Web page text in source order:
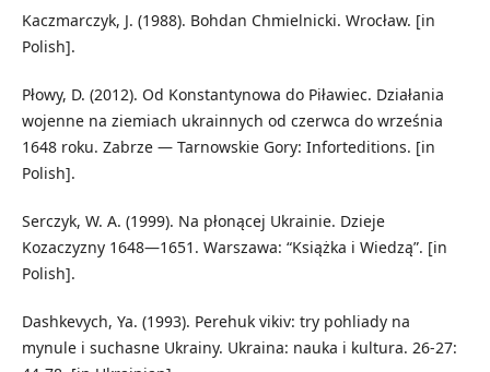
Kaczmarczyk, J. (1988). Bohdan Chmielnicki. Wrocław. [in
Polish].
Płowy, D. (2012). Od Konstantynowa do Piławiec. Działania
wojenne na ziemiach ukrainnych od czerwca do września
1648 roku. Zabrze — Tarnowskie Gory: Inforteditions. [in
Polish].
Serczyk, W. A. (1999). Na płonącej Ukrainie. Dzieje
Kozaczyzny 1648—1651. Warszawa: “Książka i Wiedzą”. [in
Polish].
Dashkevych, Ya. (1993). Perehuk vikiv: try pohliady na
mynule i suchasne Ukrainy. Ukraina: nauka i kultura. 26-27: